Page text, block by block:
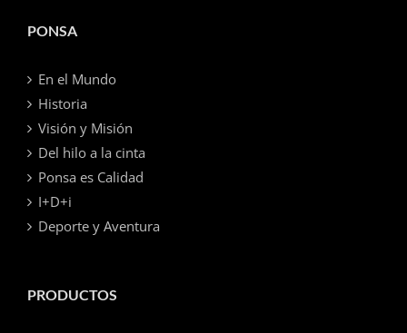
PONSA
En el Mundo
Historia
Visión y Misión
Del hilo a la cinta
Ponsa es Calidad
I+D+i
Deporte y Aventura
PRODUCTOS